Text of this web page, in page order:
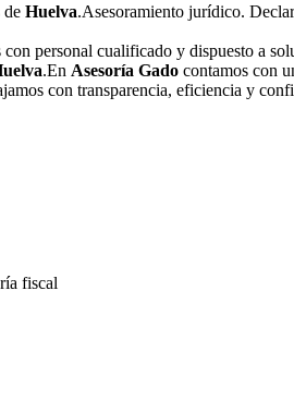
de Huelva.Asesoramiento jurídico.
personal cualificado y dispuesto a
.En Asesoría Gado contamos con
con transparencia, eficiencia y
fiscal